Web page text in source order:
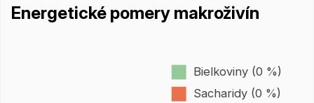
Energetické pomery makroživín
Bielkoviny (0 %)
Sacharidy (0 %)